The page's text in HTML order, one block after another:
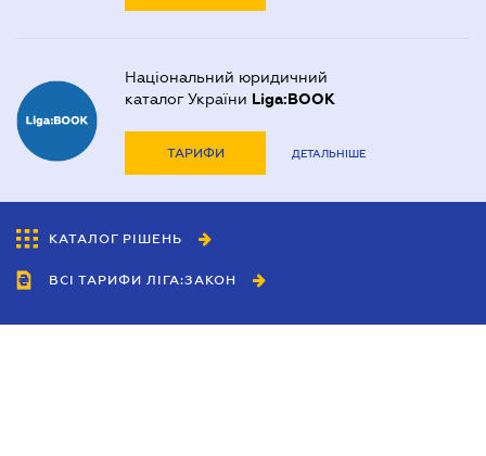
Національний юридичний
каталог України Liga:BOOK
ТАРИФИ ДЕТАЛЬНІШЕ
КАТАЛОГ РІШЕНЬ
ВСІ ТАРИФИ ЛІГА:ЗАКОН